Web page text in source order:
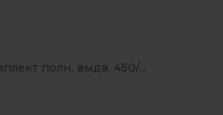
полн. выдв. 450/...